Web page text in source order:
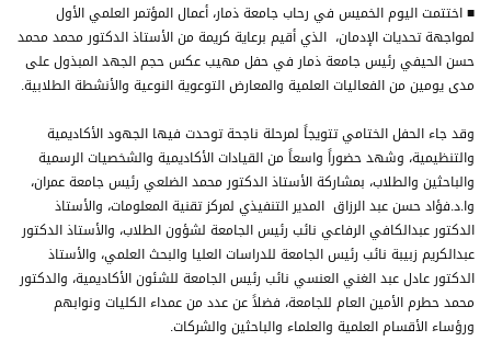
■ اختتمت اليوم الخميس في رحاب جامعة ذمار، أعمال المؤتمر العلمي الأول
لمواجهة تحديات الإدمان، الذي أقيم برعاية كريمة من الأستاذ الدكتور محمد محمد
حسن الحيفي رئيس جامعة ذمار في حفل مهيب عكس حجم الجهد المبذول على
مدى يومين من الفعاليات العلمية والمعارض التوعوية النوعية والأنشطة الطلابية.
وقد جاء الحفل الختامي تتويجاً لمرحلة ناجحة توحدت فيها الجهود الأكاديمية
والتنظيمية، وشهد حضوراً واسعاً من القيادات الأكاديمية والشخصيات الرسمية
والباحثين والطلاب، بمشاركة الأستاذ الدكتور محمد الضلعي رئيس جامعة عمران،
وا.د.فؤاد حسن عبد الرزاق المدير التنفيذي لمركز تقنية المعلومات، والأستاذ
الدكتور عبدالكافي الرفاعي نائب رئيس الجامعة لشؤون الطلاب، والأستاذ الدكتور
عبدالكريم زبيبة نائب رئيس الجامعة للدراسات العليا والبحث العلمي، والأستاذ
الدكتور عادل عبد الغني العنسي نائب رئيس الجامعة للشئون الأكاديمية، والدكتور
محمد حطرم الأمين العام للجامعة، فضلاً عن عدد من عمداء الكليات ونوابهم
ورؤساء الأقسام العلمية والعلماء والباحثين والشركات.